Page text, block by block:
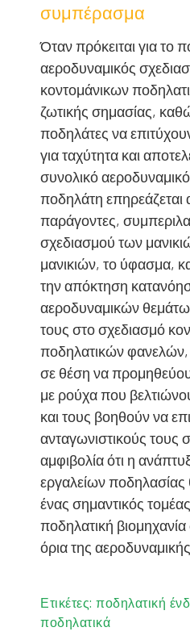
συμπέρασμα
Όταν πρόκειται για το
αεροδυναμικός
κοντομάνικων
ζωτικής σημασίας,
ποδηλάτες να
για ταχύτητα και
συνολικό
ποδηλάτη
παράγοντες,
σχεδιασμού των
μανικιών, το ύφασμα,
την απόκτηση
αεροδυναμικών
τους στο σχεδιασμό
ποδηλατικών φανελών,
σε θέση να
με ρούχα που
και τους βοηθούν να
ανταγωνιστικούς τους
αμφιβολία ότι η
εργαλείων ποδηλασίας
ένας σημαντικός
ποδηλατική βιομηχανία
όρια της
Ετικέτες: ποδηλατική
ποδηλατικά